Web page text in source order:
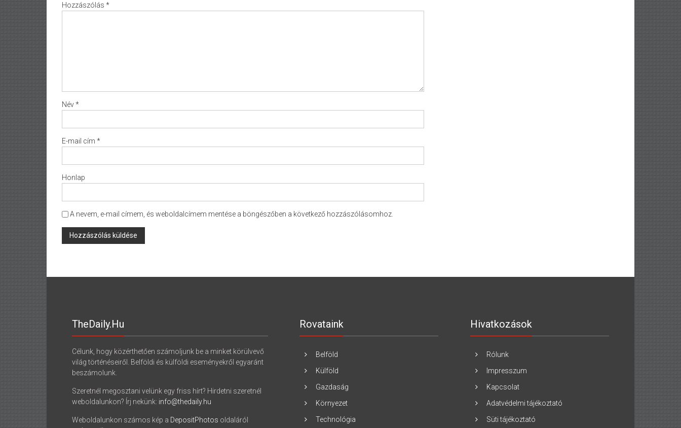
Hozzászólás *
Név*
E-mail cím *
Honlap
A nevem, e-mail címem, és weboldalcímem mentése a böngészőben a következő hozzászólásomhoz.
TheDaily.hu
Célunk, hogy közérthetően számoljunk be a minket körülvevő
világ történéseiről. Belföldi és külföldi eseményekről egyaránt
beszámolunk.
Szeretnél megosztani velünk egy friss hírt? Hirdetni szeretnél
weboldalunkon? Írj nekünk: info@thedaily.hu
Weboldalunkon számos kép a DepositPhotos oldaláról
Rovataink
Belföld
Külföld
Gazdaság
Környezet
Technológia
Hivatkozások
Rólunk
Impresszum
Kapcsolat
Adatvédelmi tájékoztató
Süti tájékoztató